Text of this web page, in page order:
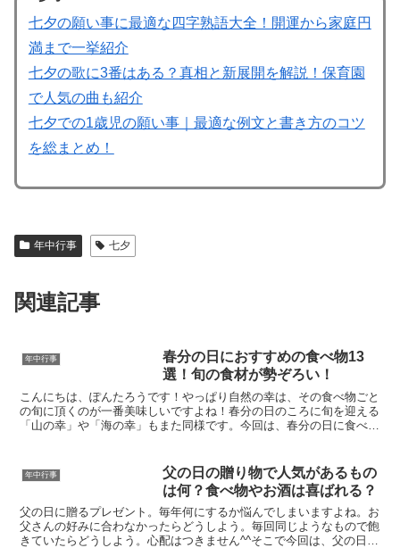
七夕の願い事に最適な四字熟語大全！開運から家庭円
満まで一挙紹介
七夕の歌に3番はある？真相と新展開を解説！保育園
で人気の曲も紹介
七夕での1歳児の願い事｜最適な例文と書き方のコツ
を総まとめ！
年中行事 七夕
関連記事
年中行事
春分の日におすすめの食べ物13
選！旬の食材が勢ぞろい！
こんにちは、ぽんたろうです！やっぱり自然の幸は、その食べ物ごと
の旬に頂くのが一番美味しいですよね！春分の日のころに旬を迎える
「山の幸」や「海の幸」もまた同様です。今回は、春分の日に食べた
年中行事
父の日の贈り物で人気があるもの
は何？食べ物やお酒は喜ばれる？
父の日に贈るプレゼント。毎年何にするか悩んでしまいますよね。お
父さんの好みに合わなかったらどうしよう。毎回同じようなもので飽
きていたらどうしよう。心配はつきません^^そこで今回は、父の日の